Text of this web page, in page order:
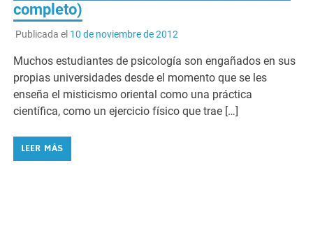
completo)
Publicada el 10 de noviembre de 2012
Muchos estudiantes de psicología son engañados en sus
propias universidades desde el momento que se les
enseña el misticismo oriental como una práctica
científica, como un ejercicio físico que trae […]
LEER MÁS